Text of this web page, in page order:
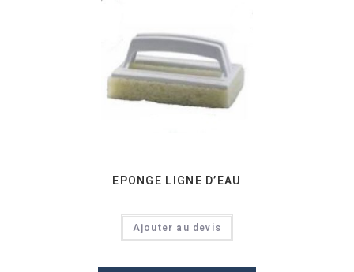
EPONGE LIGNE D’EAU
Ajouter au devis